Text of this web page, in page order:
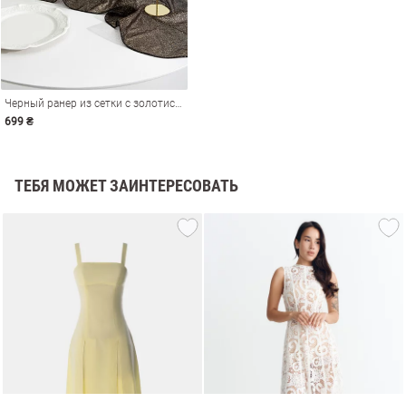
Черный ранер из сетки с золотистыми блестками
699 ₴
ТЕБЯ МОЖЕТ ЗАИНТЕРЕСОВАТЬ